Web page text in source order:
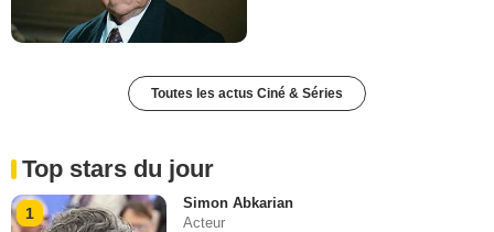
Toutes les actus Ciné & Séries
Top stars du jour
1
Simon Abkarian
Acteur